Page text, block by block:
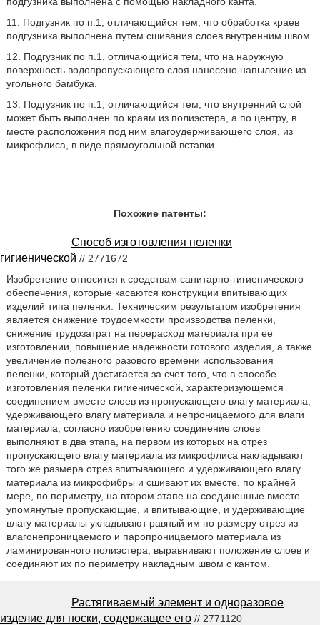
11. Подгузник по п.1, отличающийся тем, что обработка краев
подгузника выполнена путем сшивания слоев внутренним швом.
12. Подгузник по п.1, отличающийся тем, что на наружную
поверхность водопропускающего слоя нанесено напыление из
угольного бамбука.
13. Подгузник по п.1, отличающийся тем, что внутренний слой
может быть выполнен по краям из полиэстера, а по центру, в
месте расположения под ним влагоудерживающего слоя, из
микрофлиса, в виде прямоугольной вставки.
Похожие патенты:
Способ изготовления пеленки
гигиенической // 2771672
Изобретение относится к средствам санитарно-гигиенического
обеспечения, которые касаются конструкции впитывающих
изделий типа пеленки. Техническим результатом изобретения
является снижение трудоемкости производства пеленки,
снижение трудозатрат на перерасход материала при ее
изготовлении, повышение надежности готового изделия, а также
увеличение полезного разового времени использования
пеленки, который достигается за счет того, что в способе
изготовления пеленки гигиенической, характеризующемся
соединением вместе слоев из пропускающего влагу материала,
удерживающего влагу материала и непроницаемого для влаги
материала, согласно изобретению соединение слоев
выполняют в два этапа, на первом из которых на отрез
пропускающего влагу материала из микрофлиса накладывают
того же размера отрез впитывающего и удерживающего влагу
материала из микрофибры и сшивают их вместе, по крайней
мере, по периметру, на втором этапе на соединенные вместе
упомянутые пропускающие, и впитывающие, и удерживающие
влагу материалы укладывают равный им по размеру отрез из
влагонепроницаемого и паропроницаемого материала из
ламинированного полиэстера, выравнивают положение слоев и
соединяют их по периметру накладным швом с кантом.
Растягиваемый элемент и одноразовое
изделие для носки, содержащее его // 2771120